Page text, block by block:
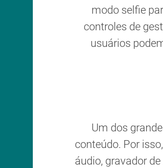
modo selfie
controles de
usuários
Um dos
conteúdo. Por
áudio, gravador